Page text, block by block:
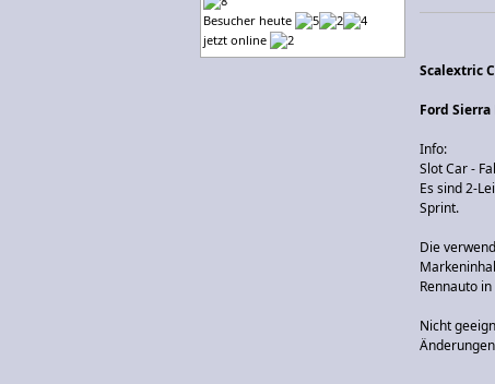
Besucher heute
jetzt online
Scalextric
Ford Sierra
Info:
Slot Car -
Es sind 2-
Sprint.
Die
Rennauto
Nicht